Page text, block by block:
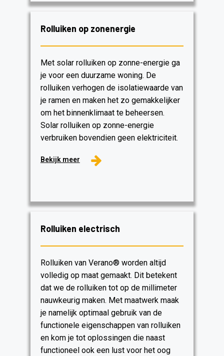
Rolluiken op zonenergie
Met solar rolluiken op zonne-energie ga
je voor een duurzame woning. De
rolluiken verhogen de isolatiewaarde van
je ramen en maken het zo gemakkelijker
om het binnenklimaat te beheersen.
Solar rolluiken op zonne-energie
verbruiken bovendien geen elektriciteit.
Bekijk meer
Rolluiken electrisch
Rolluiken van Verano® worden altijd
volledig op maat gemaakt. Dit betekent
dat we de rolluiken tot op de millimeter
nauwkeurig maken. Met maatwerk maak
je namelijk optimaal gebruik van de
functionele eigenschappen van rolluiken
en kom je tot oplossingen die naast
functioneel ook een lust voor het oog